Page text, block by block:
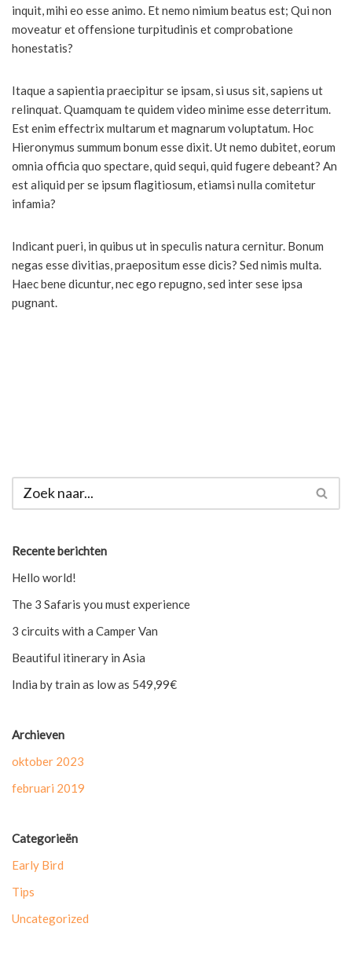
inquit, mihi eo esse animo. Et nemo nimium beatus est; Qui non
moveatur et offensione turpitudinis et comprobatione
honestatis?
Itaque a sapientia praecipitur se ipsam, si usus sit, sapiens ut
relinquat. Quamquam te quidem video minime esse deterritum.
Est enim effectrix multarum et magnarum voluptatum. Hoc
Hieronymus summum bonum esse dixit. Ut nemo dubitet, eorum
omnia officia quo spectare, quid sequi, quid fugere debeant? An
est aliquid per se ipsum flagitiosum, etiamsi nulla comitetur
infamia?
Indicant pueri, in quibus ut in speculis natura cernitur. Bonum
negas esse divitias, praeposìtum esse dicis? Sed nimis multa.
Haec bene dicuntur, nec ego repugno, sed inter sese ipsa
pugnant.
Recente berichten
Hello world!
The 3 Safaris you must experience
3 circuits with a Camper Van
Beautiful itinerary in Asia
India by train as low as 549,99€
Archieven
oktober 2023
februari 2019
Categorieën
Early Bird
Tips
Uncategorized